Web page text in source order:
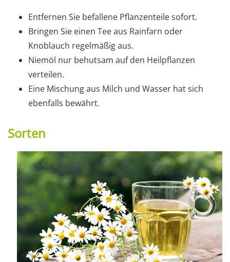
Entfernen Sie befallene Pflanzenteile sofort.
Bringen Sie einen Tee aus Rainfarn oder
Knoblauch regelmäßig aus.
Niemöl nur behutsam auf den Heilpflanzen
verteilen.
Eine Mischung aus Milch und Wasser hat sich
ebenfalls bewährt.
Sorten